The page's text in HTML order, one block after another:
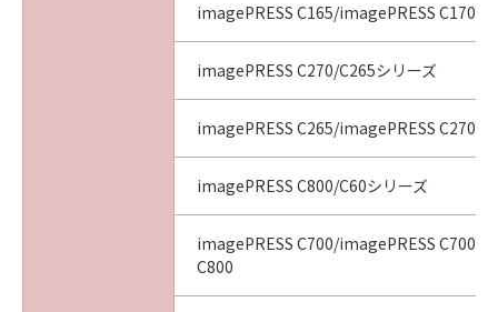
imagePRESS C165/imagePRESS C170
imagePRESS C270/C265シリーズ
imagePRESS C265/imagePRESS C270
imagePRESS C800/C60シリーズ
imagePRESS C700/imagePRESS C700L/
C800